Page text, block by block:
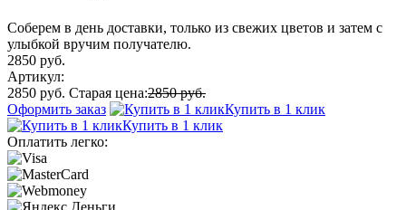
Соберем в день доставки, только из свежих цветов и затем с
улыбкой вручим получателю.
2850 руб.
Артикул:
2850 руб. Старая цена:2850 руб.
Оформить заказ
Купить в 1 клик
Купить в 1 клик
Оплатить легко: